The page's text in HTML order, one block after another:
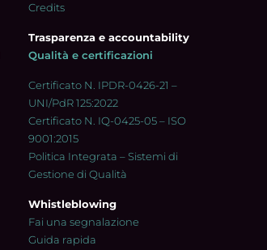
Credits
Trasparenza e accountability
Qualità e certificazioni
Certificato N. IPDR-0426-21 –
UNI/PdR 125:2022
Certificato N. IQ-0425-05 – ISO
9001:2015
Politica Integrata – Sistemi di
Gestione di Qualità
Whistleblowing
Fai una segnalazione
Guida rapida